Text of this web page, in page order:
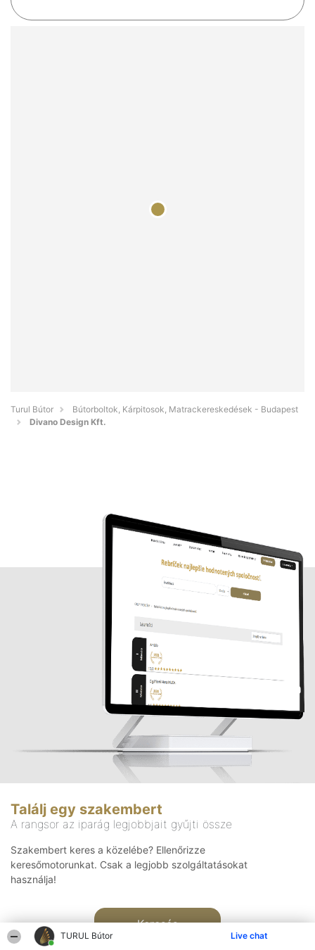
TURUL Bútor Live chat
Turul Bútor
Bútorboltok, Kárpitosok, Matrackereskedések - Budapest
Divano Design Kft.
Találj egy szakembert
A rangsor az iparág legjobbjait gyűjti össze
Szakembert keres a közelébe? Ellenőrizze
keresőmotorunkat. Csak a legjobb szolgáltatásokat
használja!
Keresés